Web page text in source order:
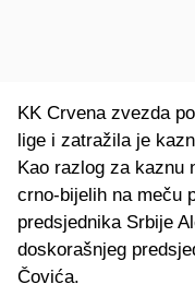
KK Crvena zvezda
lige i zatražila je
Kao razlog za kaznu
crno-bijelih na meču
predsjednika Srbije
doskorašnjeg
Čovića.